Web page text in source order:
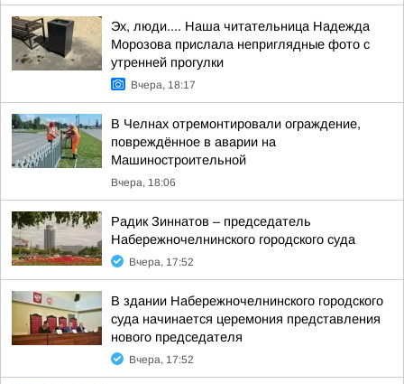
Эх, люди.... Наша читательница Надежда
Морозова прислала неприглядные фото с
утренней прогулки
Вчера, 18:17
В Челнах отремонтировали ограждение,
повреждённое в аварии на
Машиностроительной
Вчера, 18:06
Радик Зиннатов – председатель
Набережночелнинского городского суда
Вчера, 17:52
В здании Набережночелнинского городского
суда начинается церемония представления
нового председателя
Вчера, 17:52